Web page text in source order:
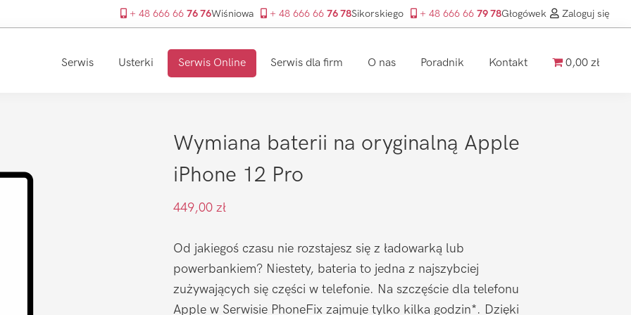
+ 48 666 66 76 76Wiśniowa + 48 666 66 76 78Sikorskiego + 48 666 66 79 78Głogówek Zaloguj się
Serwis Usterki Serwis Online Serwis dla firm O nas Poradnik Kontakt 0,00 zł
Wymiana baterii na oryginalną Apple
iPhone 12 Pro
449,00 zł
Od jakiegoś czasu nie rozstajesz się z ładowarką lub
powerbankiem? Niestety, bateria to jedna z najszybciej
zużywających się części w telefonie. Na szczęście dla telefonu
Apple w Serwisie PhoneFix zajmuje tylko kilka godzin*. Dzięki